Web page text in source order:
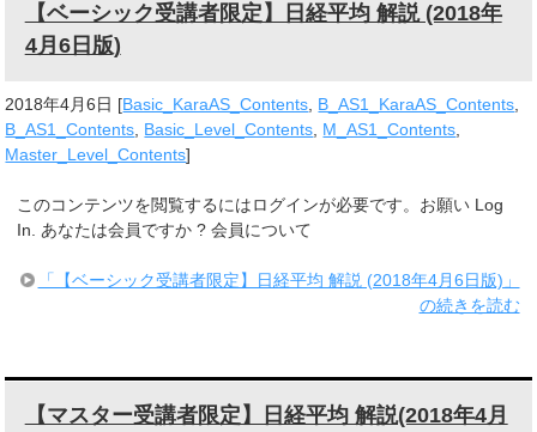
【ベーシック受講者限定】日経平均 解説 (2018年
4月6日版)
2018年4月6日 [Basic_KaraAS_Contents, B_AS1_KaraAS_Contents,
B_AS1_Contents, Basic_Level_Contents, M_AS1_Contents,
Master_Level_Contents]
このコンテンツを閲覧するにはログインが必要です。お願い Log
In. あなたは会員ですか ? 会員について
「【ベーシック受講者限定】日経平均 解説 (2018年4月6日版)」
の続きを読む
【マスター受講者限定】日経平均 解説(2018年4月